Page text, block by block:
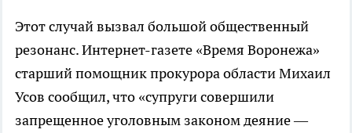
Этот случай вызвал большой общественный
резонанс.Интернет-газете «Время Воронежа»
старший помощник прокурора области Михаил
Усов сообщил, что «супруги совершили
запрещенное уголовным законом деяние —